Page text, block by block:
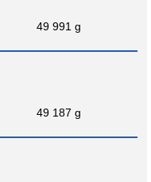
49 991 g
49 187 g